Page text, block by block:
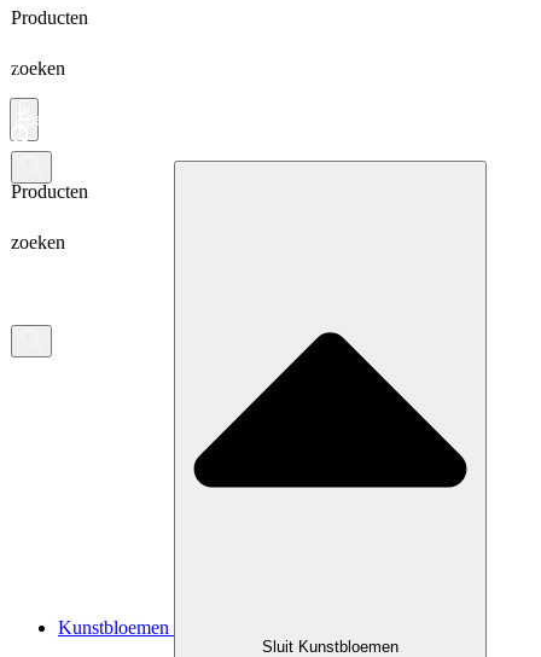
Producten
zoeken
Producten
zoeken
Kunstbloemen
Sluit Kunstbloemen